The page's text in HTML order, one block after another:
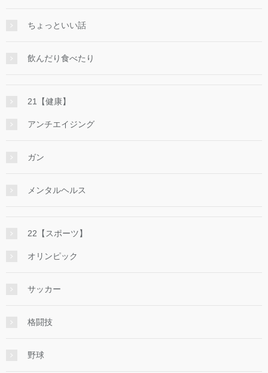
ちょっといい話
飲んだり食べたり
21【健康】
アンチエイジング
ガン
メンタルヘルス
22【スポーツ】
オリンピック
サッカー
格闘技
野球